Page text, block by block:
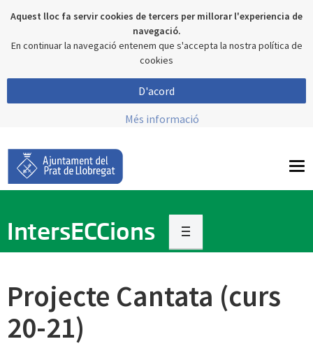
Aquest lloc fa servir cookies de tercers per millorar l'experiencia de
navegació.
En continuar la navegació entenem que s'accepta la nostra política de
cookies
D'acord
Més informació
IntersECCions
Projecte Cantata (curs
20-21)